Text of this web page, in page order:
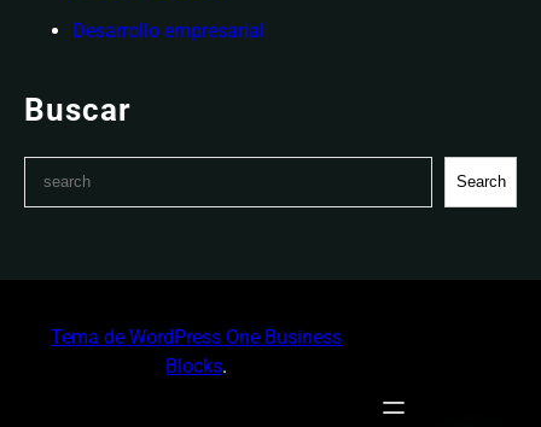
Desarrollo empresarial
Buscar
c
Search
Tema de WordPress One Business
Blocks.